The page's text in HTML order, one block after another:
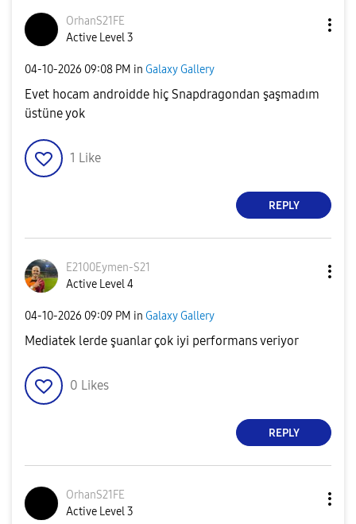
OrhanS21FE
Active Level 3
‎04-10-2026 09:08 PM in Galaxy Gallery
Evet hocam androidde hiç Snapdragondan şaşmadım
üstüne yok
1 Like
REPLY
E2100Eymen-S21
Active Level 4
‎04-10-2026 09:09 PM in Galaxy Gallery
Mediatek lerde şuanlar çok iyi performans veriyor
0 Likes
REPLY
OrhanS21FE
Active Level 3